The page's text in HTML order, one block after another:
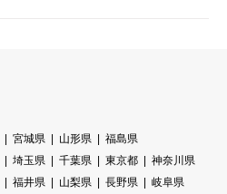
宮城県 山形県
福島県
埼玉県 千葉県 東京都
神奈川県
福井県 山梨県 長野県
岐阜県